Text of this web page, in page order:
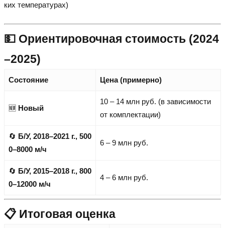
ких температурах)
💵 Ориентировочная стоимость (2024
–2025)
Состояние Цена (примерно)
🆕 Новый
10 – 14 млн руб. (в зависимости
от комплектации)
🔄 Б/У, 2018–2021 г., 500
0–8000 м/ч
6 – 9 млн руб.
🔄 Б/У, 2015–2018 г., 800
0–12000 м/ч
4 – 6 млн руб.
📋 Итоговая оценка